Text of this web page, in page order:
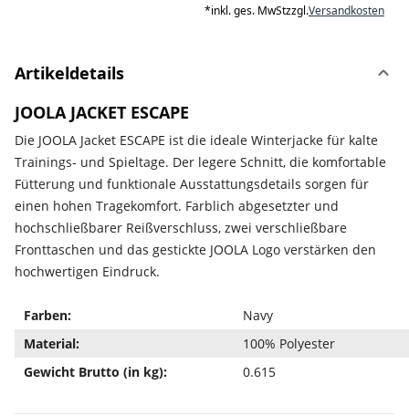
*inkl. ges. MwStzzgl.Versandkosten
Artikeldetails
JOOLA JACKET ESCAPE
Die JOOLA Jacket ESCAPE ist die ideale Winterjacke für kalte
Trainings- und Spieltage. Der legere Schnitt, die komfortable
Fütterung und funktionale Ausstattungsdetails sorgen für
einen hohen Tragekomfort. Farblich abgesetzter und
hochschließbarer Reißverschluss, zwei verschließbare
Fronttaschen und das gestickte JOOLA Logo verstärken den
hochwertigen Eindruck.
Farben:
Navy
Material:
100% Polyester
Gewicht Brutto (in kg):
0.615